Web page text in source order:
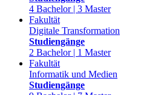
4 Bachelor | 3 Master
Fakultät
Digitale Transformation
Studiengänge
2 Bachelor | 1 Master
Fakultät
Informatik und Medien
Studiengänge